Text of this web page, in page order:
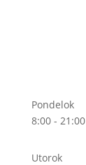
Pondelok
8:00 - 21:00
Utorok